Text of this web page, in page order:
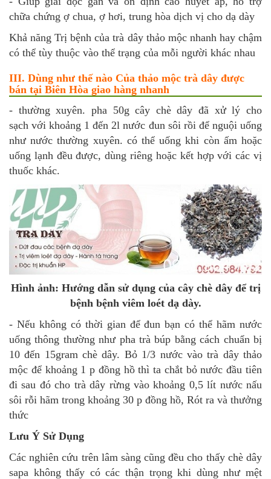
chữa chứng ợ chua, ợ hơi, trung hòa dịch vị cho dạ dày
Khả năng Trị bệnh của trà dây thảo mộc nhanh hay chậm
có thể tùy thuộc vào thể trạng của mỗi người khác nhau
III. Dùng như thế nào Của thảo mộc trà dây được
bán tại Biên Hòa giao hàng nhanh
- thường xuyên. pha 50g cây chè dây đã xử lý cho
sạch với khoảng 1 đến 2l nước đun sôi rồi để nguội uống
như nước thường xuyên. có thể uống khi còn ấm hoặc
uống lạnh đều được, dùng riêng hoặc kết hợp với các vị
thuốc khác.
Hình ảnh: Hướng dẫn sử dụng của cây chè dây để trị
bệnh bệnh viêm loét dạ dày.
- Nếu không có thời gian để đun bạn có thể hãm nước
uống thông thường như pha trà búp bằng cách chuẩn bị
10 đến 15gram chè dây. Bỏ 1/3 nước vào trà dây thảo
mộc để khoảng 1 p đồng hồ thì ta chắt bỏ nước đầu tiên
đi sau đó cho trà dây rừng vào khoảng 0,5 lít nước nấu
sôi rỗi hãm trong khoảng 30 p đồng hồ, Rót ra và thưởng
thức
Lưu Ý Sử Dụng
Các nghiên cứu trên lâm sàng cũng đều cho thấy chè dây
sapa không thấy có các thận trọng khi dùng như mệt